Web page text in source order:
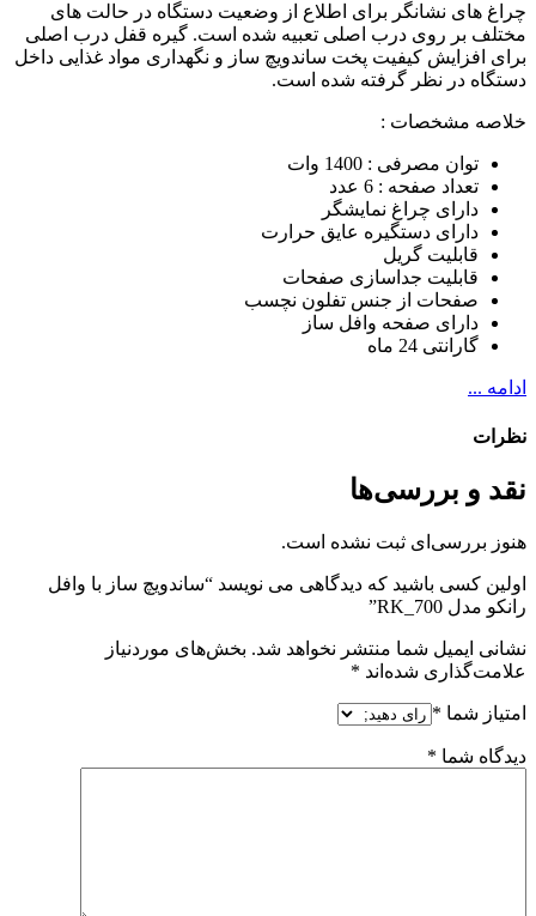
چراغ های نشانگر برای اطلاع از وضعیت دستگاه در حالت های
مختلف بر روی درب اصلی تعبیه شده است. گیره قفل درب اصلی
برای افزایش کیفیت پخت ساندویچ ساز و نگهداری مواد غذایی داخل
دستگاه در نظر گرفته شده است.
خلاصه مشخصات :
توان مصرفی : 1400 وات
تعداد صفحه : 6 عدد
دارای چراغ نمایشگر
دارای دستگیره عایق حرارت
قابلیت گریل
قابلیت جداسازی صفحات
صفحات از جنس تفلون نچسب
دارای صفحه وافل ساز
گارانتی 24 ماه
ادامه ...
نظرات
نقد و بررسی‌ها
هنوز بررسی‌ای ثبت نشده است.
اولین کسی باشید که دیدگاهی می نویسد “ساندویچ ساز با وافل
رانکو مدل RK_700”
نشانی ایمیل شما منتشر نخواهد شد. بخش‌های موردنیاز
علامت‌گذاری شده‌اند *
امتیاز شما *
دیدگاه شما *